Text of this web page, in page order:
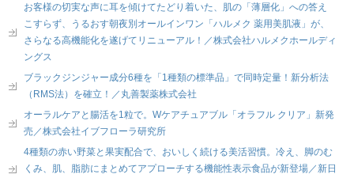
お客様の切実な声に耳を傾けてたどり着いた、肌の「薄層化」への答え
こすらず、うるおす朝夜別オールインワン「ハルメク 薬用美肌液」が、
さらなる高機能化を遂げてリニューアル！／株式会社ハルメクホールディ
ングス
ブラックジンジャー成分6種を「1種類の標準品」で同時定量！新分析法
（RMS法）を確立！／丸善製薬株式会社
オーラルケアと腸活を1粒で。Wケアチュアブル「オラフル クリア」新発
売／株式会社イブフローラ研究所
4種類の赤い野菜と果実配合で、おいしく続ける美活習慣。冷え、脚のむ
くみ、肌、脂肪にまとめてアプローチする機能性表示食品が新登場／新日